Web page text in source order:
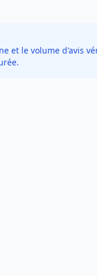
le volume d'avis